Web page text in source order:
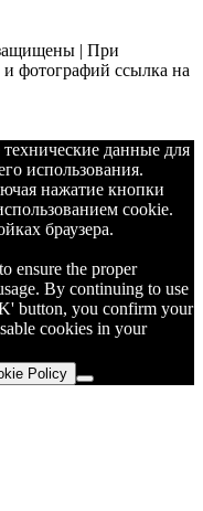
| При
фотографий ссылка на
данные для
использования.
нажатие кнопки
cookie.
браузера.
ensure the proper
By continuing to use
button, you confirm your
cookies in your
Policy